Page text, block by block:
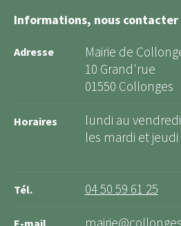
Informations, nous contacter
Adresse
Mairie de
10 Grand'rue
01550 Collonges
Horaires
lundi au vendredi
les mardi et jeudi
Tél. 04 50 59 61 25